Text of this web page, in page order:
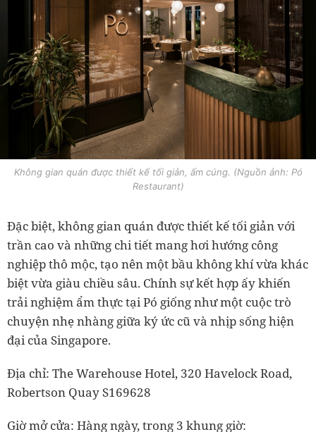
Không gian quán được thiết kế tối giản, ấm cúng. (Nguồn ảnh: Pó
Restaurant)
Đặc biệt, không gian quán được thiết kế tối giản với
trần cao và những chi tiết mang hơi hướng công
nghiệp thô mộc, tạo nên một bầu không khí vừa khác
biệt vừa giàu chiều sâu. Chính sự kết hợp ấy khiến
trải nghiệm ẩm thực tại Pó giống như một cuộc trò
chuyện nhẹ nhàng giữa ký ức cũ và nhịp sống hiện
đại của Singapore.
Địa chỉ: The Warehouse Hotel, 320 Havelock Road,
Robertson Quay S169628
Giờ mở cửa: Hàng ngày, trong 3 khung giờ: